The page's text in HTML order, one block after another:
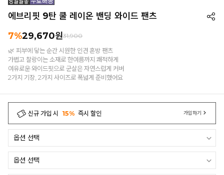
에브리핏 9탄 쿨 레이온 밴딩 와이드 팬츠
7%29,670원31,900
🌿 피부에 닿는 순간 시원한 인견 혼방 팬츠
가볍고 찰랑이는 소재로 한여름까지 쾌적하게
여유로운 와이드핏으로 군살은 자연스럽게 커버
2가지 기장, 2가지 사이즈로 폭넓게 준비했어요
신규 가입 시 15% 즉시 할인 가입하기